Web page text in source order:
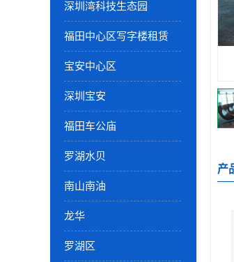
深圳湾科技生态园
福田中心区写字楼租赁
宝安中心区
深圳宝安
福田车公庙
罗湖水贝
南山南油
龙华
罗湖区
产